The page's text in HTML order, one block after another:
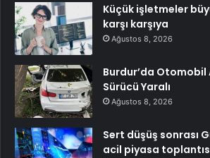
Küçük işletmeler
karşı karşıya
Ağustos 8, 2026
Burdur’da Otomobil
Sürücü Yaralı
Ağustos 8, 2026
Sert düşüş sonrası
acil piyasa